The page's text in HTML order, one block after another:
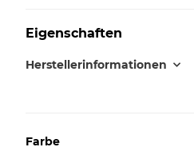
Eigenschaften
Herstellerinformationen
Farbe